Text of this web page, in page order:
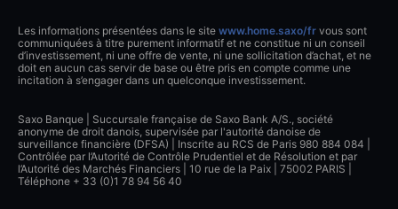
Les informations présentées dans le site www.home.saxo/fr vous sont
communiquées à titre purement informatif et ne constitue ni un conseil
d’investissement, ni une offre de vente, ni une sollicitation d’achat, et ne
doit en aucun cas servir de base ou être pris en compte comme une
incitation à s’engager dans un quelconque investissement.
Saxo Banque | Succursale française de Saxo Bank A/S., société
anonyme de droit danois, supervisée par l'autorité danoise de
surveillance financière (DFSA) | Inscrite au RCS de Paris 980 884 084 |
Contrôlée par l’Autorité de Contrôle Prudentiel et de Résolution et par
l’Autorité des Marchés Financiers | 10 rue de la Paix | 75002 PARIS |
Téléphone + 33 (0)1 78 94 56 40